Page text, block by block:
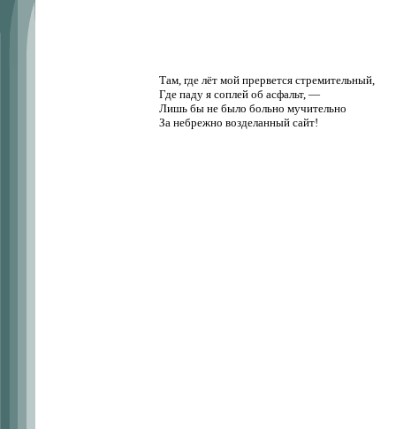
Там, где лёт мой прервется стремительный,
Где паду я соплей об асфальт, —
Лишь бы не было больно мучительно
За небрежно возделанный сайт!